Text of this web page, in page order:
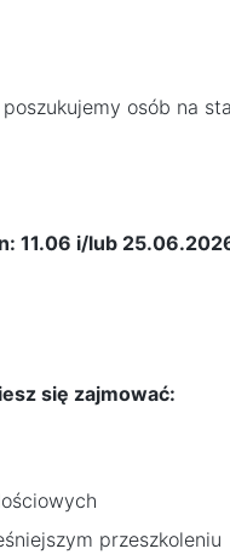
osób na
11.06 i/lub
się zajmować:
przeszkoleniu